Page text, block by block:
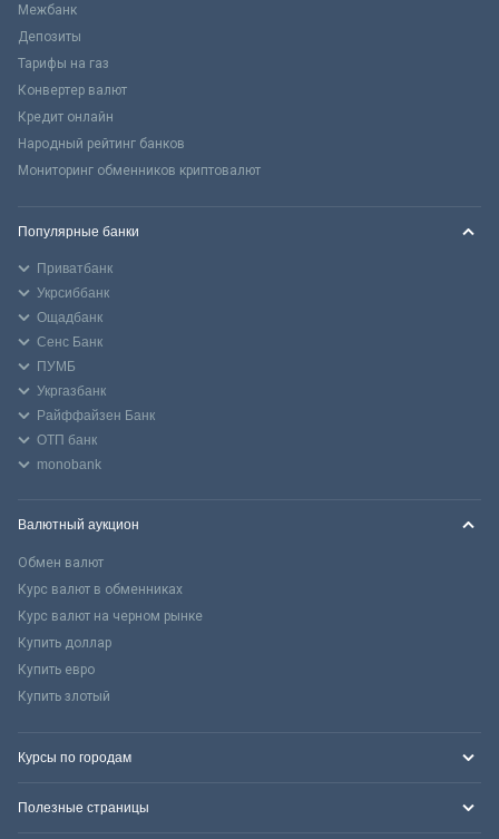
Межбанк
Депозиты
Тарифы на газ
Конвертер валют
Кредит онлайн
Народный рейтинг банков
Мониторинг обменников криптовалют
Популярные банки
Приватбанк
Укрсиббанк
Ощадбанк
Сенс Банк
ПУМБ
Укргазбанк
Райффайзен Банк
ОТП банк
monobank
Валютный аукцион
Обмен валют
Курс валют в обменниках
Курс валют на черном рынке
Купить доллар
Купить евро
Купить злотый
Курсы по городам
Полезные страницы